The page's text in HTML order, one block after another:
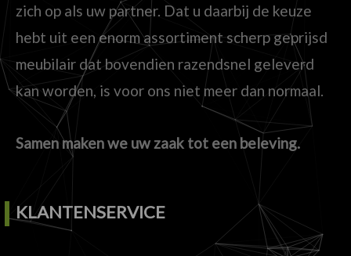
zich op als uw partner. Dat u daarbij de keuze
hebt uit een enorm assortiment scherp geprijsd
meubilair dat bovendien razendsnel geleverd
kan worden, is voor ons niet meer dan normaal.
Samen maken we uw zaak tot een beleving.
KLANTENSERVICE